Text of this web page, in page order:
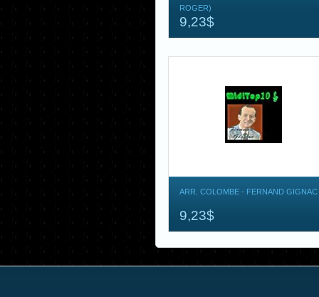
ROGER)
9,23$
ARR. COLOMBE - FERNAND GIGNAC
9,23$